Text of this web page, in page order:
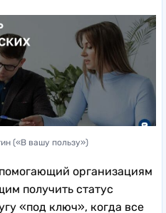
(«В вашу пользу»)
организациям
получить статус
«под ключ», когда все